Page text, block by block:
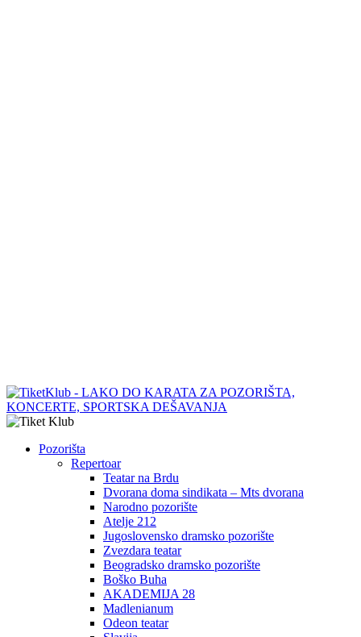
Pozorišta
Repertoar
Teatar na Brdu
Dvorana doma sindikata – Mts dvorana
Narodno pozorište
Atelje 212
Jugoslovensko dramsko pozorište
Zvezdara teatar
Beogradsko dramsko pozorište
Boško Buha
AKADEMIJA 28
Madlenianum
Odeon teatar